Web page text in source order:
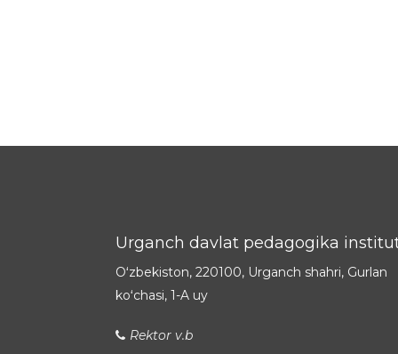
Urganch davlat pedagogika
Oʻzbekiston, 220100, Urganch shahri, Gurlan
koʻchasi, 1-A uy
Rektor v.b